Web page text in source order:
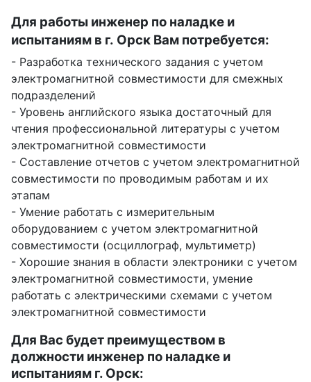
Для работы инженер по наладке и
испытаниям в г. Орск Вам потребуется:
- Разработка технического задания с учетом
электромагнитной совместимости для смежных
подразделений
- Уровень английского языка достаточный для
чтения профессиональной литературы с учетом
электромагнитной совместимости
- Составление отчетов с учетом электромагнитной
совместимости по проводимым работам и их
этапам
- Умение работать с измерительным
оборудованием с учетом электромагнитной
совместимости (осциллограф, мультиметр)
- Хорошие знания в области электроники с учетом
электромагнитной совместимости, умение
работать с электрическими схемами с учетом
электромагнитной совместимости
Для Вас будет преимуществом в
должности инженер по наладке и
испытаниям г. Орск: